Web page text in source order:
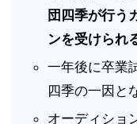
団四季が行う
ンを受けられ
一年後に卒業
四季の一因と
オーディショ